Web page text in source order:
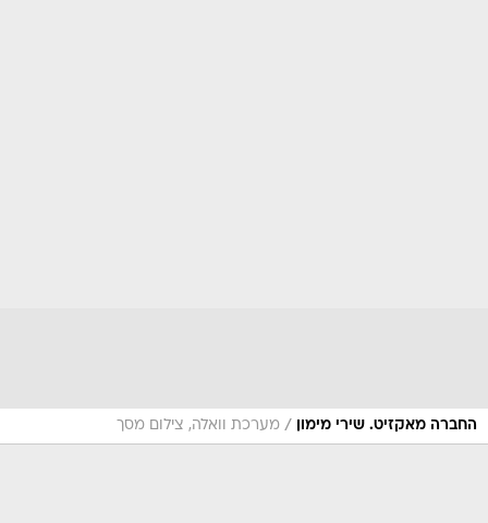
החברה מאקזיט. שירי מימון / מערכת וואלה, צילום מסך